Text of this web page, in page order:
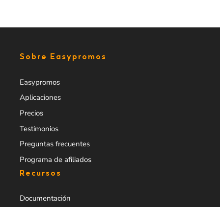
Sobre Easypromos
Easypromos
Aplicaciones
Precios
Testimonios
Preguntas frecuentes
Programa de afiliados
Recursos
Documentación